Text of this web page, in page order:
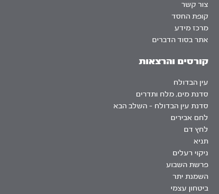
צור קשר
קופת החסד
מרכז מידע
אתר בסוד הדברים
קורסים והרצאות
עין הבדולח
סדנת מים, מלח ותדרים
סדנת עין הבדולח – השלב הבא
לחם אבירים
לחץ דם
תניא
ניקוי רעלים
פרשת השבוע
השמנת יתר
ביטחון עצמי